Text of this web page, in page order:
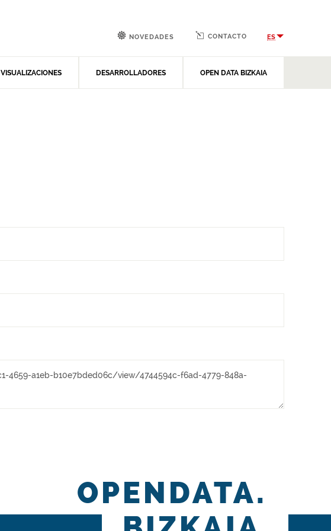
VISUALIZACIONES DESARROLLADORES OPEN DATA BIZKAIA
NOVEDADES CONTACTO ES
OPENDATA.